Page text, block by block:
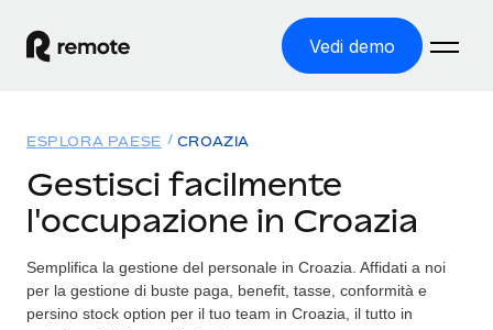
Vedi demo
ASSUMI NEL MONDO
Global Payroll
Gestisci il payroll a norma, in tutta semplicità
Soluzioni
COPERTURA GLOBALE
Ricerca paesi
Tariffe
ESPLORA PAESE CROAZIA
Gestisci facilmente
l'occupazione in Croazia
Semplifica la gestione del personale in Croazia. Affidati a noi
per la gestione di buste paga, benefit, tasse, conformità e
persino stock option per il tuo team in Croazia, il tutto in